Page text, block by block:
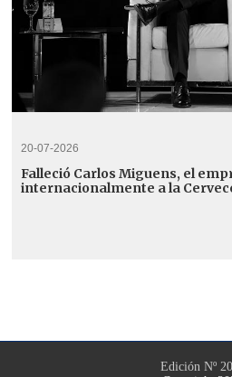
20-07-2026
Falleció Carlos Miguens, el
internacionalmente a la
Edición Nº